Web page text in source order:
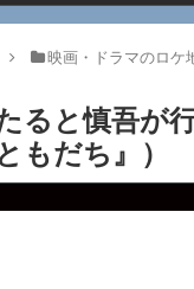
映画・ドラマのロケ
ると慎吾が
もだち』）